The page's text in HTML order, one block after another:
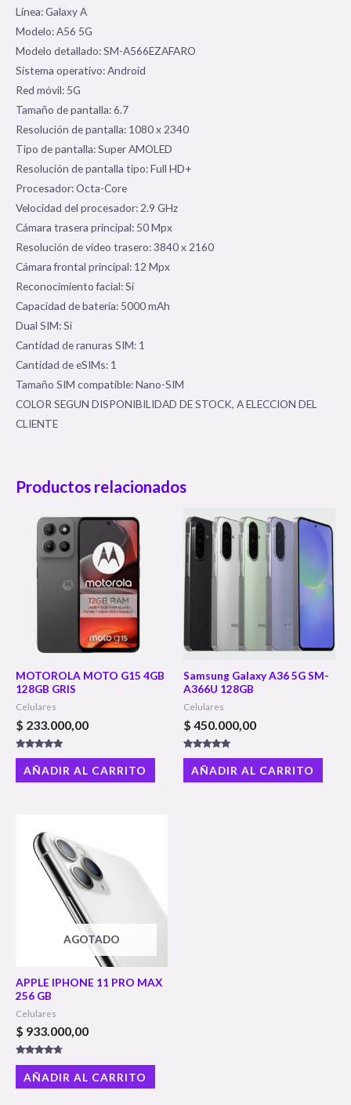
Línea: Galaxy A
Modelo: A56 5G
Modelo detallado: SM-A566EZAFARO
Sistema operativo: Android
Red móvil: 5G
Tamaño de pantalla: 6.7
Resolución de pantalla: 1080 x 2340
Tipo de pantalla: Super AMOLED
Resolución de pantalla tipo: Full HD+
Procesador: Octa-Core
Velocidad del procesador: 2.9 GHz
Cámara trasera principal: 50 Mpx
Resolución de video trasero: 3840 x 2160
Cámara frontal principal: 12 Mpx
Reconocimiento facial: Sí
Capacidad de batería: 5000 mAh
Dual SIM: Sí
Cantidad de ranuras SIM: 1
Cantidad de eSIMs: 1
Tamaño SIM compatible: Nano-SIM
COLOR SEGUN DISPONIBILIDAD DE STOCK, A ELECCION DEL
CLIENTE
Productos relacionados
MOTOROLA MOTO G15 4GB
128GB GRIS
Celulares
$ 233.000,00
Valorado
con
4.86
de 5
AÑADIR AL CARRITO
Samsung Galaxy A36 5G SM-
A366U 128GB
Celulares
$ 450.000,00
Valorado
con
4.86
de 5
AÑADIR AL CARRITO
AGOTADO
APPLE IPHONE 11 PRO MAX
256 GB
Celulares
$ 933.000,00
Valorado
con
4.50
de 5
AÑADIR AL CARRITO